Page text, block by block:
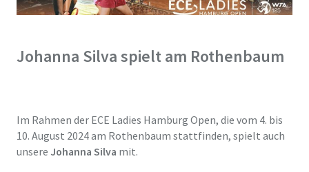
Johanna Silva spielt am Rothenbaum
Im Rahmen der ECE Ladies Hamburg Open, die vom 4. bis
10. August 2024 am Rothenbaum stattfinden, spielt auch
unsere Johanna Silva mit.